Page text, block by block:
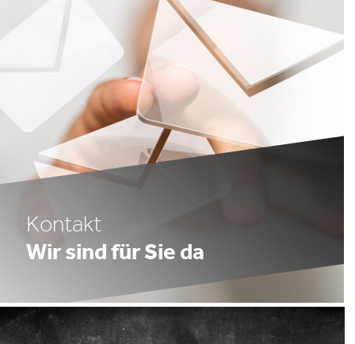
Kontakt
Wir sind für Sie da